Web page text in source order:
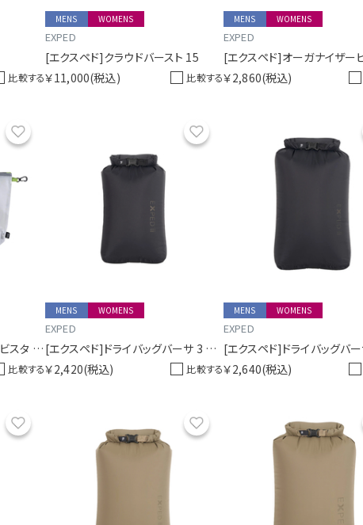
比較する
MENS WOMENS
EXPED
[エクスペド]クラウドバースト 15
￥11,000(税込) 比較する
MENS WOMENS
EXPED
￥2,860(税込)
[エクスペド]オーガナイザービスタ A5
比較する
MENS WOMENS
EXPED
[エクスペド]ドライバッグバーサ 3 ブラック
￥2,420(税込) 比較する
MENS WOMENS
EXPED
￥2,640(税込)